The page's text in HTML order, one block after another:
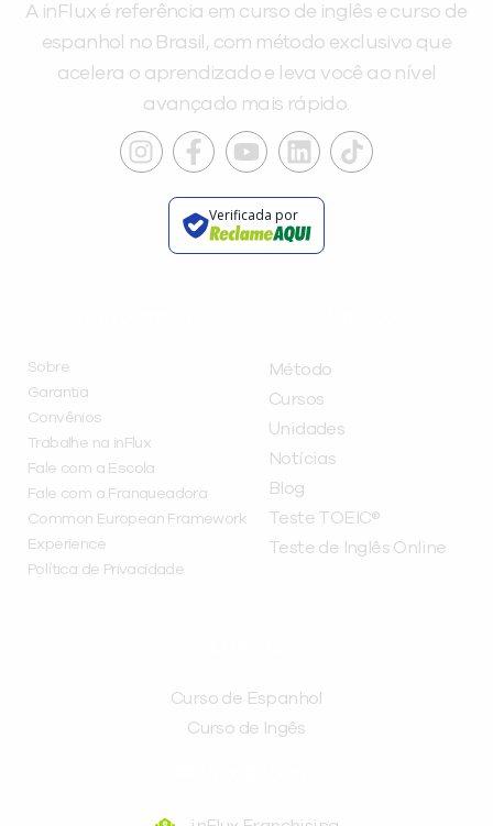
A inFlux é referência em curso de inglês e curso de
espanhol no Brasil, com método exclusivo que
acelera o aprendizado e leva você ao nível
avançado mais rápido.
Verificada por
Sobre
Garantia
Convênios
Trabalhe na inFlux
Fale com a Escola
Fale com a Franqueadora
Common European Framework
Experience
Política de Privacidade
Método
Cursos
Unidades
Notícias
Blog
Teste TOEIC®
Teste de Inglês Online
Curso de Espanhol
Curso de Ingês